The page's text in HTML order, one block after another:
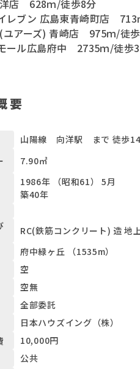
店 628ｍ/徒歩8分
レブン 広島東青崎町店 713
ユアーズ) 青崎店 975ｍ/徒
ール広島府中 2735ｍ/徒歩
要
山陽線 向洋駅 まで 徒歩
7.90㎡
1986年 （昭和61） 5月
築40年
RC(鉄筋コンクリート) 造 地
府中緑ヶ丘 （1535m）
空
空無
全部委託
日本ハウズイング（株）
10,000円
公共